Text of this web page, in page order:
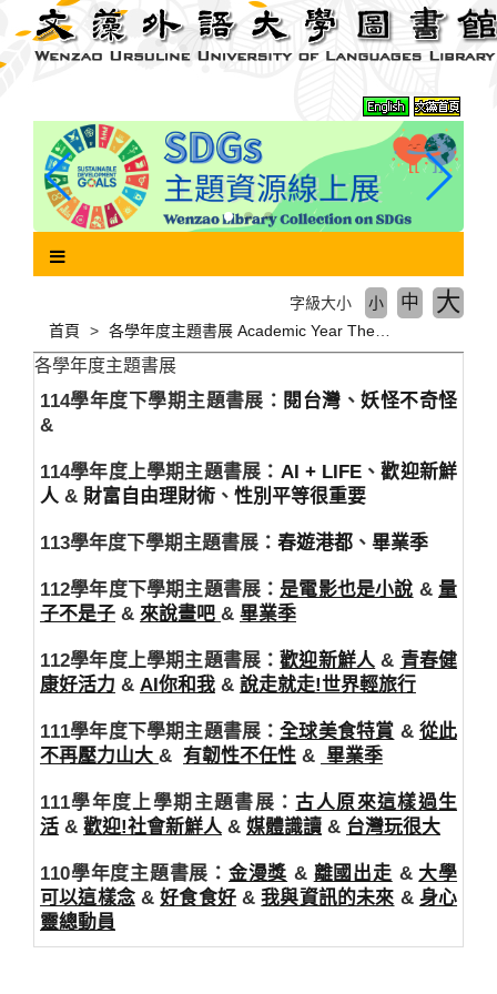
主
首頁
字級大小 小 中 大
各學年度主題書展
114學年度下學期主題書展： 閱台灣 、妖怪不奇怪
&
114學年度上學期主題書展： AI + LIFE、歡迎新鮮
人 & 財富自由理財術 、 性別平等很重要
113學年度下學期主題書展： 春遊港都 、 畢業季
112學年度下學期主題書展： 是電影也是小說 &量
子不是子 & 來說畫吧 & 畢業季
112學年度上學期主題書展：歡迎新鮮人 & 青春健
康好活力 & AI你和我 & 說走就走!世界輕旅行
111學年度下學期主題書展：全球美食特賞 & 從此
不再壓力山大 & 有韌性不任性 & 畢業季
111學年度上學期主題書展： 古人原來這樣過生
活 & 歡迎!社會新鮮人 & 媒體識讀 & 台灣玩很大
110學年度主題書展： 金漫獎 & 離國出走 & 大學
可以這樣念&好食食好&我與資訊的未來 & 身心
靈總動員